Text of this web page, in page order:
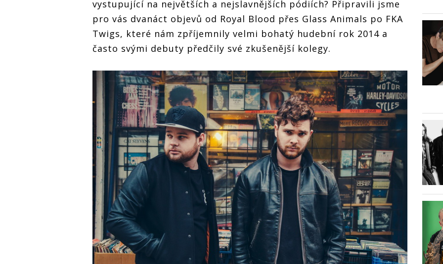
vystupující na největších a nejslavnějších pódiích? Připravili jsme
pro vás dvanáct objevů od Royal Blood přes Glass Animals po FKA
Twigs, které nám zpříjemnily velmi bohatý hudební rok 2014 a
často svými debuty předčily své zkušenější kolegy.